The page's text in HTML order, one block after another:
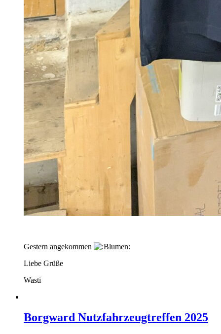
Gestern angekommen
Liebe Grüße
Wasti
Borgward Nutzfahrzeugtreffen 2025